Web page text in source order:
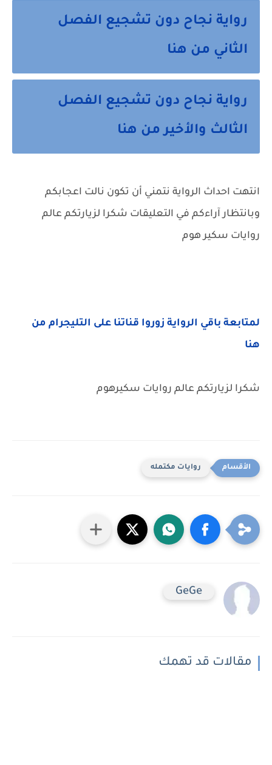
رواية نجاح دون تشجيع الفصل
الثاني من هنا
رواية نجاح دون تشجيع الفصل
الثالث والأخير من هنا
انتهت احداث الرواية نتمني أن تكون نالت اعجابكم
وبانتظار آراءكم في التعليقات شكرا لزيارتكم عالم
روايات سكير هوم
لمتابعة باقي الرواية زوروا قناتنا على التليجرام من
هنا
شكرا لزيارتكم عالم روايات سكيرهوم
روايات مكتمله
GeGe
مقالات قد تهمك